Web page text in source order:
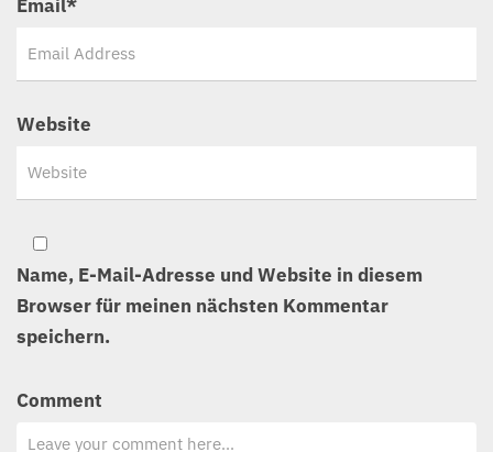
Email*
Website
Name, E-Mail-Adresse und Website in diesem
Browser für meinen nächsten Kommentar
speichern.
Comment